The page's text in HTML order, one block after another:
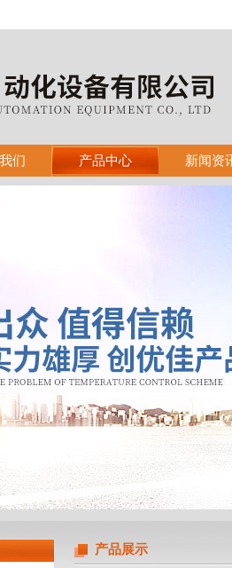
备有限公司
们 产品中心 新闻资
产品展示